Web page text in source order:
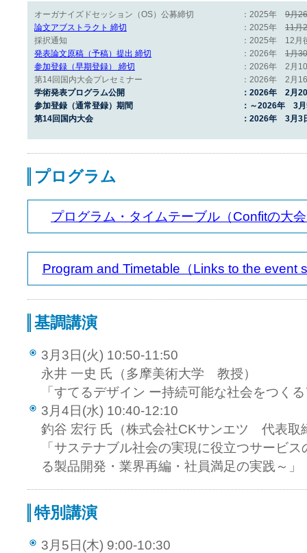
オーガナイズドセッション（OS）公募締切 ：2025年 9月
論文アブストラクト 締切
：2025年 11月
採択通知
：2025年 12月
発表論文原稿（予稿）提出 締切
：2026年 1月
参加登録（早期登録） 締切
：2026年 2月
第14回国内大会プレセミナー
：2026年 2月
学術発表プログラム公開
：2026年 2月
参加登録（通常登録）期間
：～2026年 3
第14回国内大会
：2026年 3月3
プログラム
プログラム・タイムテーブル（Confitの大
Program and Timetable（Links to the event
基調講演
3月3日(火) 10:50-11:50
永井 一史 氏（多摩美術大学 教授）
「すてるデザイン ー持続可能な社会をつく
3月4日(水) 10:40-12:10
釣谷 宏行 氏（株式会社CKサンエツ 代表取
「サステナブル社会の実現に役立つサービ
る製品開発・業界再編・社員満足の実践～」
特別講演
3月5日(木) 9:00-10:30